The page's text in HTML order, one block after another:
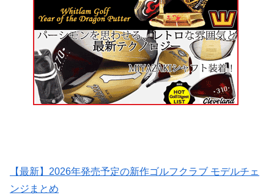
【最新】2026年発売予定の新作ゴルフクラブ モデルチェ
ンジまとめ